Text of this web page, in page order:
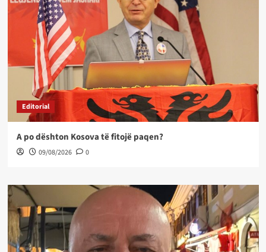
Editorial
A po dështon Kosova të fitojë paqen?
09/08/2026 0